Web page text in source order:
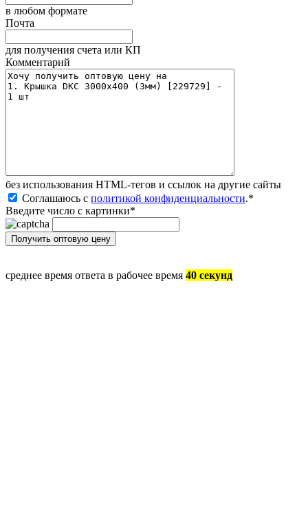
в любом формате
Почта
для получения счета или КП
Комментарий
без иcпользования HTML-тегов и ссылок на другие сайты
Соглашаюсь с политикой конфиденциальности.*
Введите число с картинки*
среднее время ответа в рабочее время 40 секунд